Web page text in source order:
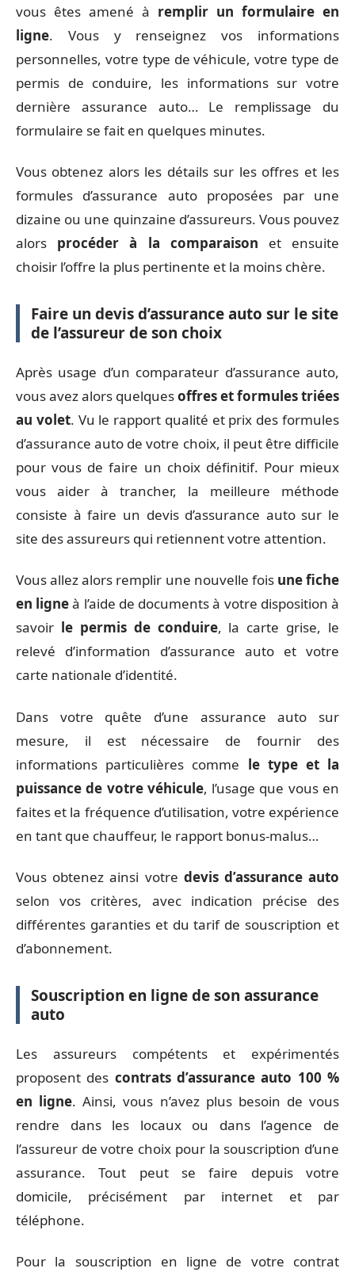
vous êtes amené à remplir un formulaire en
ligne. Vous y renseignez vos informations
personnelles, votre type de véhicule, votre type de
permis de conduire, les informations sur votre
dernière assurance auto… Le remplissage du
formulaire se fait en quelques minutes.
Vous obtenez alors les détails sur les offres et les
formules d’assurance auto proposées par une
dizaine ou une quinzaine d’assureurs. Vous pouvez
alors procéder à la comparaison et ensuite
choisir l’offre la plus pertinente et la moins chère.
Faire un devis d’assurance auto sur le site
de l’assureur de son choix
Après usage d’un comparateur d’assurance auto,
vous avez alors quelquesoffres et formules triées
au volet. Vu le rapport qualité et prix des formules
d’assurance auto de votre choix, il peut être difficile
pour vous de faire un choix définitif. Pour mieux
vous aider à trancher, la meilleure méthode
consiste à faire un devis d’assurance auto sur le
site des assureurs qui retiennent votre attention.
Vous allez alors remplir une nouvelle fois une fiche
en ligneà l’aide de documents à votre disposition à
savoir le permis de conduire, la carte grise, le
relevé d’information d’assurance auto et votre
carte nationale d’identité.
Dans votre quête d’une assurance auto sur
mesure, il est nécessaire de fournir des
informations particulières comme le type et la
puissance de votre véhicule, l’usage que vous en
faites et la fréquence d’utilisation, votre expérience
en tant que chauffeur, le rapport bonus-malus…
Vous obtenez ainsi votre devis d’assurance auto
selon vos critères, avec indication précise des
différentes garanties et du tarif de souscription et
d’abonnement.
Souscription en ligne de son assurance
auto
Les assureurs compétents et expérimentés
proposent des contrats d’assurance auto 100 %
en ligne. Ainsi, vous n’avez plus besoin de vous
rendre dans les locaux ou dans l’agence de
l’assureur de votre choix pour la souscription d’une
assurance. Tout peut se faire depuis votre
domicile, précisément par internet et par
téléphone.
Pour la souscription en ligne de votre contrat